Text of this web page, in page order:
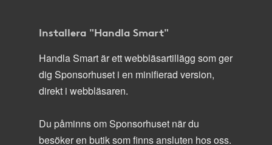
Installera "Handla Smart"
Handla Smart är ett webbläsartillägg som ger
dig Sponsorhuset i en minifierad version,
direkt i webbläsaren.
Du påminns om Sponsorhuset när du
besöker en butik som finns ansluten hos oss.